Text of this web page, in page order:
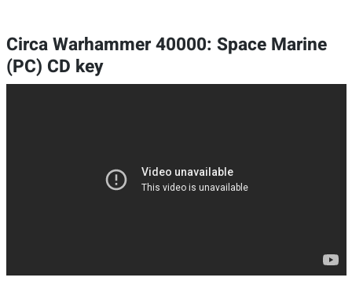
Circa Warhammer 40000: Space Marine
(PC) CD key